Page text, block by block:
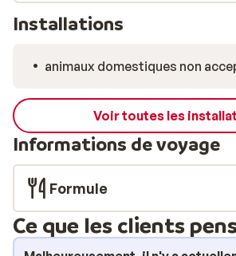
Installations
animaux domestiques non
Voir toutes les
Informations de voyage
Formule
Ce que les clients